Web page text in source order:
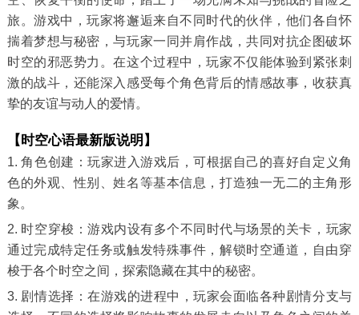
旅。游戏中，玩家将邂逅来自不同时代的伙伴，他们各自怀
揣着梦想与秘密，与玩家一同并肩作战，共同对抗企图破坏
时空的邪恶势力。在这个过程中，玩家不仅能体验到紧张刺
激的战斗，还能深入感受每个角色背后的情感故事，收获真
挚的友谊与动人的爱情。
【时空心语最新版说明】
1. 角色创建：玩家进入游戏后，可根据自己的喜好自定义角
色的外观、性别、姓名等基本信息，打造独一无二的主角形
象。
2. 时空穿梭：游戏内设有多个不同时代与场景的关卡，玩家
通过完成特定任务或触发特殊事件，解锁时空通道，自由穿
梭于各个时空之间，探索隐藏在其中的秘密。
3. 剧情选择：在游戏的进程中，玩家会面临各种剧情分支与